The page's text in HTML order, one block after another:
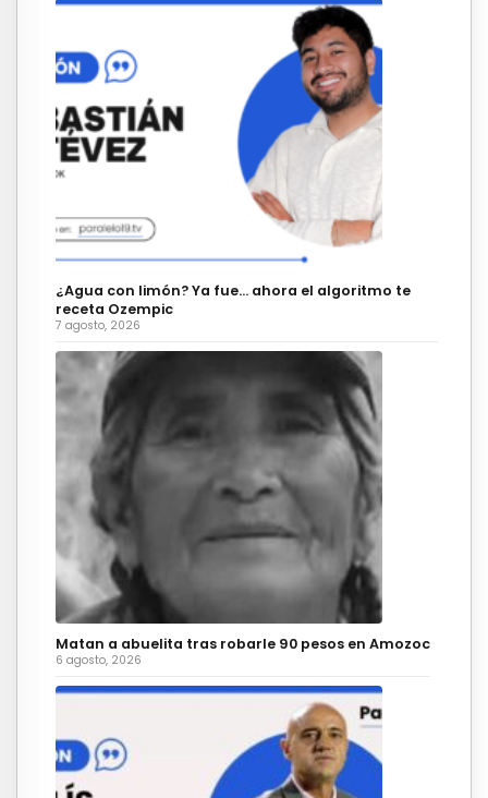
¿Agua con limón? Ya fue… ahora el algoritmo te
receta Ozempic
7 agosto, 2026
Matan a abuelita tras robarle 90 pesos en Amozoc
6 agosto, 2026